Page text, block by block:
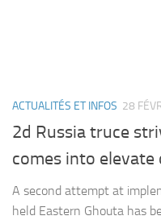
ACTUALITÉS ET INFOS 28
2d Russia truce
comes into elevate
A second attempt at
held Eastern Ghouta has